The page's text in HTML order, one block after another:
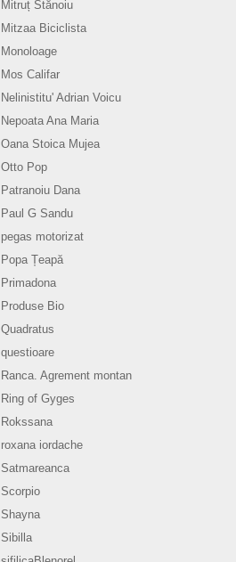
Mitruț Stănoiu
Mitzaa Biciclista
Monoloage
Mos Califar
Nelinistitu' Adrian Voicu
Nepoata Ana Maria
Oana Stoica Mujea
Otto Pop
Patranoiu Dana
Paul G Sandu
pegas motorizat
Popa Țeapă
Primadona
Produse Bio
Quadratus
questioare
Ranca. Agrement montan
Ring of Gyges
Rokssana
roxana iordache
Satmareanca
Scorpio
Shayna
Sibilla